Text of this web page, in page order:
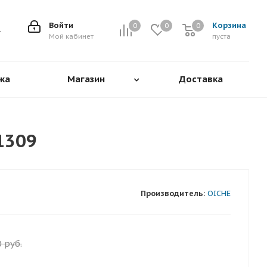
0 0 Корзина
0
пуста
0
Войти
Мой кабинет
Магазин Доставка
Производитель: OICHE
руб.